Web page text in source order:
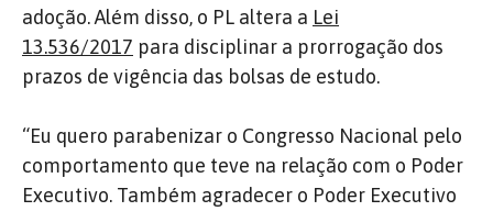
adoção. Além disso, o PL altera a Lei
13.536/2017 para disciplinar a prorrogação dos
prazos de vigência das bolsas de estudo.
“Eu quero parabenizar o Congresso Nacional pelo
comportamento que teve na relação com o Poder
Executivo. Também agradecer o Poder Executivo